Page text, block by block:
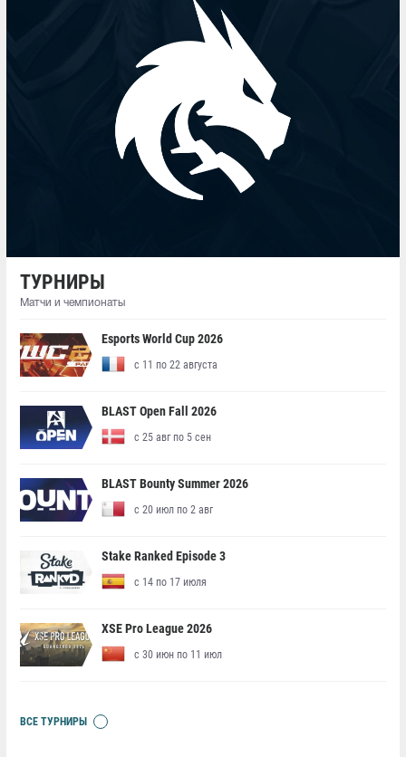
ТУРНИРЫ
Матчи и чемпионаты
Esports World Cup 2026
с 11 по 22 августа
BLAST Open Fall 2026
с 25 авг по 5 сен
BLAST Bounty Summer 2026
с 20 июл по 2 авг
Stake Ranked Episode 3
с 14 по 17 июля
XSE Pro League 2026
с 30 июн по 11 июл
ВСЕ ТУРНИРЫ